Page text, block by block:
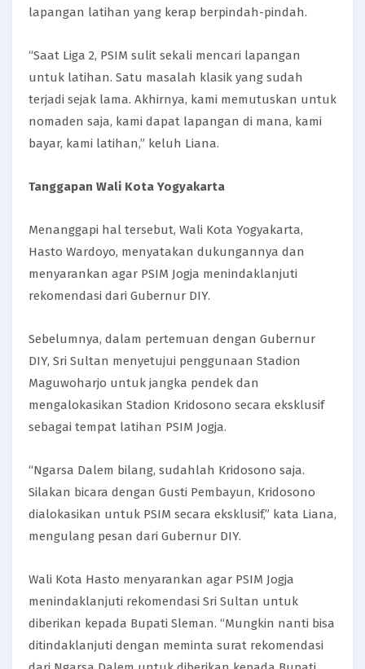
lapangan latihan yang kerap berpindah-pindah.
“Saat Liga 2, PSIM sulit sekali mencari lapangan
untuk latihan. Satu masalah klasik yang sudah
terjadi sejak lama. Akhirnya, kami memutuskan untuk
nomaden saja, kami dapat lapangan di mana, kami
bayar, kami latihan,” keluh Liana.
Tanggapan Wali Kota Yogyakarta
Menanggapi hal tersebut, Wali Kota Yogyakarta,
Hasto Wardoyo, menyatakan dukungannya dan
menyarankan agar PSIM Jogja menindaklanjuti
rekomendasi dari Gubernur DIY.
Sebelumnya, dalam pertemuan dengan Gubernur
DIY, Sri Sultan menyetujui penggunaan Stadion
Maguwoharjo untuk jangka pendek dan
mengalokasikan Stadion Kridosono secara eksklusif
sebagai tempat latihan PSIM Jogja.
“Ngarsa Dalem bilang, sudahlah Kridosono saja.
Silakan bicara dengan Gusti Pembayun, Kridosono
dialokasikan untuk PSIM secara eksklusif,” kata Liana,
mengulang pesan dari Gubernur DIY.
Wali Kota Hasto menyarankan agar PSIM Jogja
menindaklanjuti rekomendasi Sri Sultan untuk
diberikan kepada Bupati Sleman. “Mungkin nanti bisa
ditindaklanjuti dengan meminta surat rekomendasi